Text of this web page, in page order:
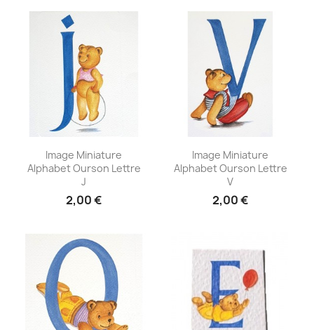
Aperçu rapide
Image Miniature
Alphabet Ourson Lettre
J
2,00 €
Aperçu rapide
Image Miniature
Alphabet Ourson Lettre
V
2,00 €